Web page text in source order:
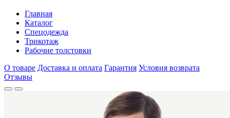
Главная
Каталог
Спецодежда
Трикотаж
Рабочие толстовки
О товаре Доставка и оплата Гарантия Условия возврата
Отзывы